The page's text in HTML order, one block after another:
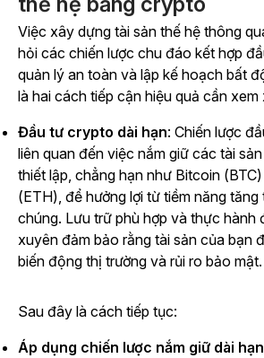
Việc xây dựng tài sản thế hệ thông
hỏi các chiến lược chu đáo kết hợp
quản lý an toàn và lập kế hoạch bất
là hai cách tiếp cận hiệu quả cần xem
Đầu tư crypto dài hạn: Chiến lược
liên quan đến việc nắm giữ các tài
thiết lập, chẳng hạn như Bitcoin
(ETH), để hưởng lợi từ tiềm năng
chúng. Lưu trữ phù hợp và thực hành
xuyên đảm bảo rằng tài sản của bạn
biến động thị trường và rủi ro bảo mật.
Sau đây là cách tiếp tục:
Áp dụng chiến lược nắm giữ dài